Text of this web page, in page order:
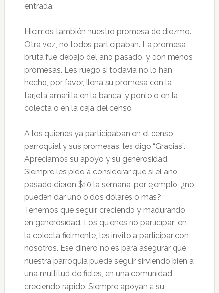
entrada.
Hicimos también nuestro promesa de diezmo.
Otra vez, no todos participaban. La promesa
bruta fue debajo del ano pasado, y con menos
promesas. Les ruego si todavía no lo han
hecho, por favor, llena su promesa con la
tarjeta amarilla en la banca, y ponlo o en la
colecta o en la caja del censo.
A los quienes ya participaban en el censo
parroquial y sus promesas, les digo “Gracias”.
Apreciamos su apoyo y su generosidad.
Siempre les pido a considerar que si el ano
pasado dieron $10 la semana, por ejemplo, ¿no
pueden dar uno o dos dólares o mas?
Tenemos que seguir creciendo y madurando
en generosidad. Los quienes no participan en
la colecta fielmente, les invito a participar con
nosotros. Ese dinero no es para asegurar que
nuestra parroquia puede seguir sirviendo bien a
una multitud de fieles, en una comunidad
creciendo rápido. Siempre apoyan a su